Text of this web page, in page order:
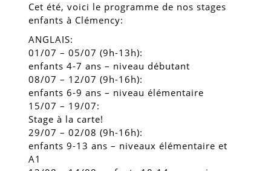
Cet été, voici le programme de nos stages
enfants à Clémency:
ANGLAIS:
01/07 – 05/07 (9h-13h):
enfants 4-7 ans – niveau débutant
08/07 – 12/07 (9h-16h):
enfants 6-9 ans – niveau élémentaire
15/07 – 19/07:
Stage à la carte!
29/07 – 02/08 (9h-16h):
enfants 9-13 ans – niveaux élémentaire et
A1